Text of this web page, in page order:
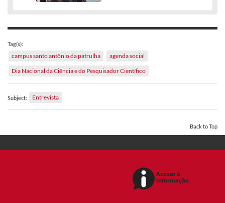
Tag(s):
campus santo antônio da patrulha
agenda social
Dia Nacional da Ciência e do Pesquisador Científico
Subject: Entrevista
Back to Top